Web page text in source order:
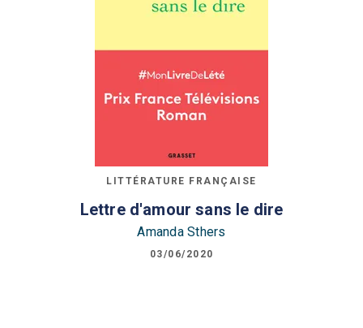
LITTÉRATURE FRANÇAISE
Lettre d'amour sans le dire
Amanda Sthers
03/06/2020